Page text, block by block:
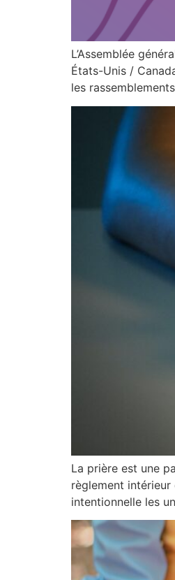
L’Assemblée
États-Unis /
les
La prière est une
règlement intérieur
intentionnelle les